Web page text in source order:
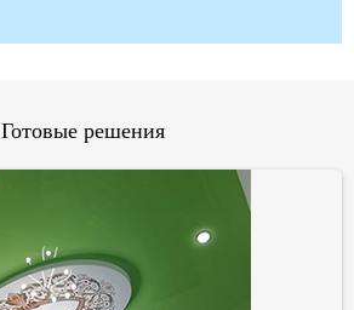
Готовые решения